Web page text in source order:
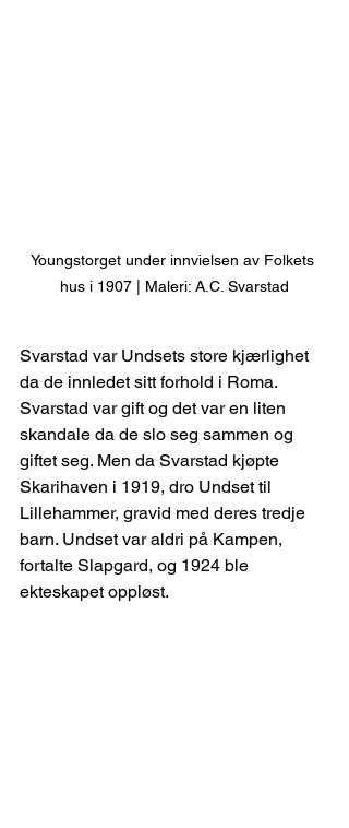
Youngstorget under innvielsen av Folkets
hus i 1907 | Maleri: A.C. Svarstad
Svarstad var Undsets store kjærlighet
da de innledet sitt forhold i Roma.
Svarstad var gift og det var en liten
skandale da de slo seg sammen og
giftet seg. Men da Svarstad kjøpte
Skarihaven i 1919, dro Undset til
Lillehammer, gravid med deres tredje
barn. Undset var aldri på Kampen,
fortalte Slapgard, og 1924 ble
ekteskapet oppløst.